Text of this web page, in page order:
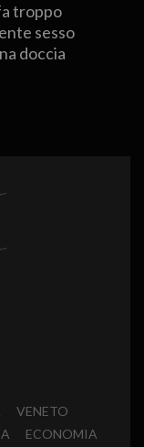
troppo
sesso
doccia
VENETO
ECONOMIA